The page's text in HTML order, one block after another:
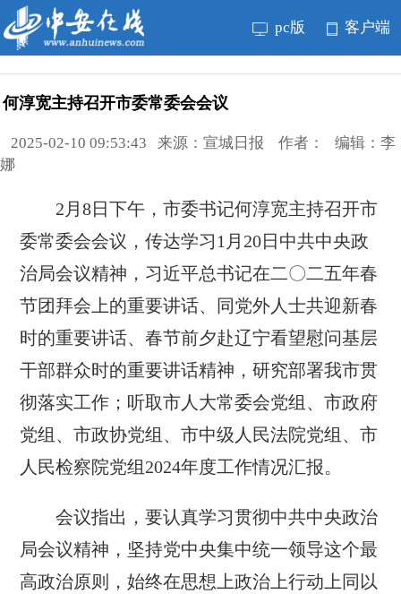
pc版 客户端
何淳宽主持召开市委常委会会议
2025-02-10 09:53:43 来源：宣城日报 作者： 编辑：李
娜
2月8日下午，市委书记何淳宽主持召开市
委常委会会议，传达学习1月20日中共中央政
治局会议精神，习近平总书记在二〇二五年春
节团拜会上的重要讲话、同党外人士共迎新春
时的重要讲话、春节前夕赴辽宁看望慰问基层
干部群众时的重要讲话精神，研究部署我市贯
彻落实工作；听取市人大常委会党组、市政府
党组、市政协党组、市中级人民法院党组、市
人民检察院党组2024年度工作情况汇报。
会议指出，要认真学习贯彻中共中央政治
局会议精神，坚持党中央集中统一领导这个最
高政治原则，始终在思想上政治上行动上同以